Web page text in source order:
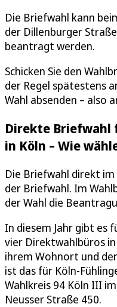
Die Briefwahl kann
der Dillenburger
beantragt werden.
Schicken Sie den
der Regel spätestens
Wahl absenden – also
Direkte Briefwahl
in Köln – Wie
Die Briefwahl direkt
der Briefwahl. Im
der Wahl die
In diesem Jahr gibt es
vier Direktwahlbüros
ihrem Wohnort und
ist das für Köln-
Wahlkreis 94 Köln III
Neusser Straße 450.